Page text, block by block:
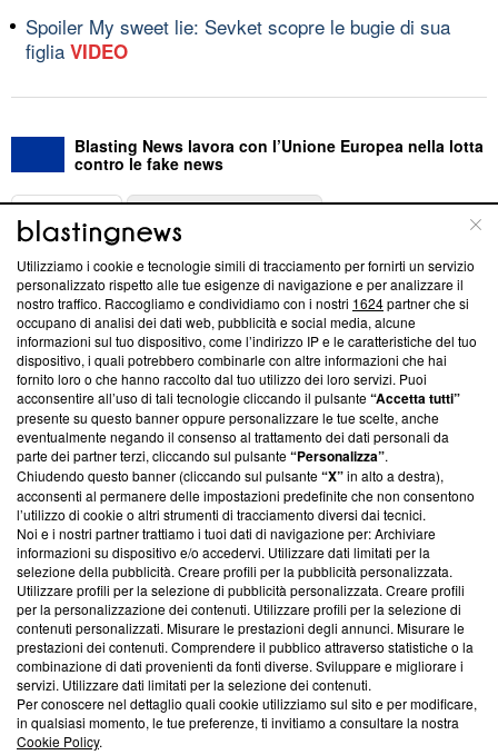
Spoiler My sweet lie: Sevket scopre le bugie di sua
figlia VIDEO
Blasting News lavora con l’Unione Europea nella lotta
contro le fake news
ABOUT
Questa sezione offre informazioni trasparenti su Blasting
News, sui nostri processi editoriali e su come ci impegniamo a
creare news di qualità. Inoltre, afferma la nostra aderenza a
‘Trust Project - News with Integrity’Blasting News non è
ancora membro del programma, ma ha richiesto di farne
parte; Trust Project non ha ancora effettuato una verifica di
conformità agli standard.
Su di noi
Team editoriale
Corporate
Redazione
Informativa Privacy
Cookie Policy
Blasting SA, IDI CHE-247.845.224, Via Carlo Frasca, 3 - 6900
Lugano (Svizzera) Tel:+39 0690258937
Utilizziamo i cookie e tecnologie simili di tracciamento per fornirti un servizio
personalizzato rispetto alle tue esigenze di navigazione e per analizzare il
nostro traffico. Raccogliamo e condividiamo con i nostri 1624partner che si
occupano di analisi dei dati web, pubblicità e social media, alcune
informazioni sul tuo dispositivo, come l’indirizzo IP e le caratteristiche del tuo
dispositivo, i quali potrebbero combinarle con altre informazioni che hai
fornito loro o che hanno raccolto dal tuo utilizzo dei loro servizi. Puoi
acconsentire all’uso di tali tecnologie cliccando il pulsante“Accetta tutti”
presente su questo banner oppure personalizzare le tue scelte, anche
eventualmente negando il consenso al trattamento dei dati personali da
parte dei partner terzi, cliccando sul pulsante“Personalizza”.
Chiudendo questo banner (cliccando sul pulsante“X”in alto a destra),
acconsenti al permanere delle impostazioni predefinite che non consentono
l’utilizzo di cookie o altri strumenti di tracciamento diversi dai tecnici.
Noi e i nostri partner trattiamo i tuoi dati di navigazione per: Archiviare
informazioni su dispositivo e/o accedervi. Utilizzare dati limitati per la
selezione della pubblicità. Creare profili per la pubblicità personalizzata.
Utilizzare profili per la selezione di pubblicità personalizzata. Creare profili
per la personalizzazione dei contenuti. Utilizzare profili per la selezione di
contenuti personalizzati. Misurare le prestazioni degli annunci. Misurare le
prestazioni dei contenuti. Comprendere il pubblico attraverso statistiche o la
combinazione di dati provenienti da fonti diverse. Sviluppare e migliorare i
servizi. Utilizzare dati limitati per la selezione dei contenuti.
Per conoscere nel dettaglio quali cookie utilizziamo sul sito e per modificare,
in qualsiasi momento, le tue preferenze, ti invitiamo a consultare la nostra
Cookie Policy.